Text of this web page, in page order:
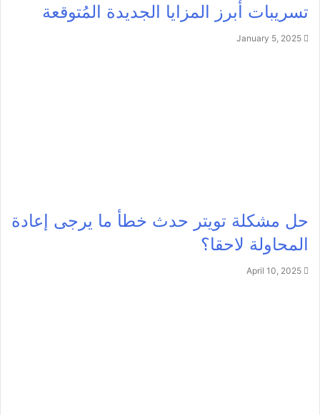
تسريبات أبرز المزايا الجديدة المُتوقعة
January 5, 2025
حل مشكلة تويتر حدث خطأ ما يرجى إعادة
المحاولة لاحقا؟
April 10, 2025